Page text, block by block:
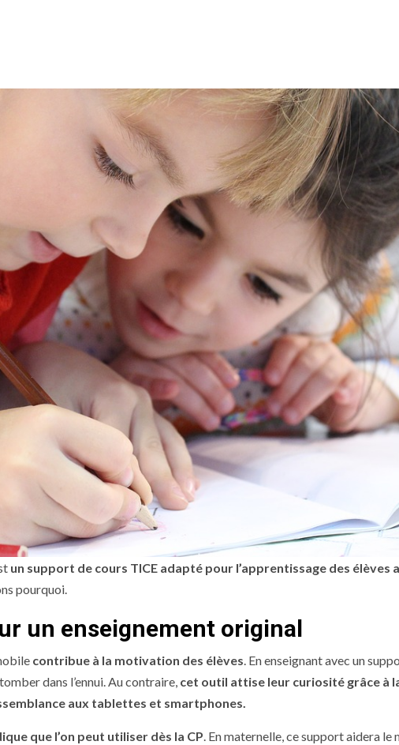
un support de cours TICE adapté pour l’apprentissage des élèves
pourquoi.
un enseignement original
contribue à la motivation des élèves. En enseignant avec un
dans l’ennui. Au contraire, cet outil attise leur curiosité grâce à
aux tablettes et smartphones.
que l’on peut utiliser dès la CP. En maternelle, ce support aidera le